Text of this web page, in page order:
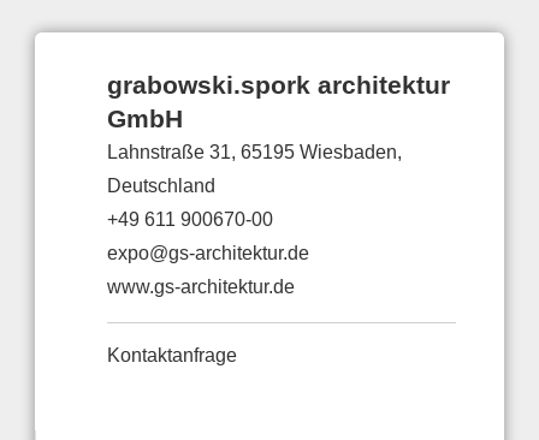
grabowski.spork architektur
GmbH
Lahnstraße 31, 65195 Wiesbaden,
Deutschland
+49 611 900670-00
expo@gs-architektur.de
www.gs-architektur.de
Kontaktanfrage